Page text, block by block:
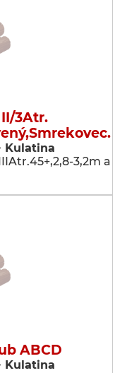
3Atr.
Kulatina
3,2m a
ABCD
Kulatina